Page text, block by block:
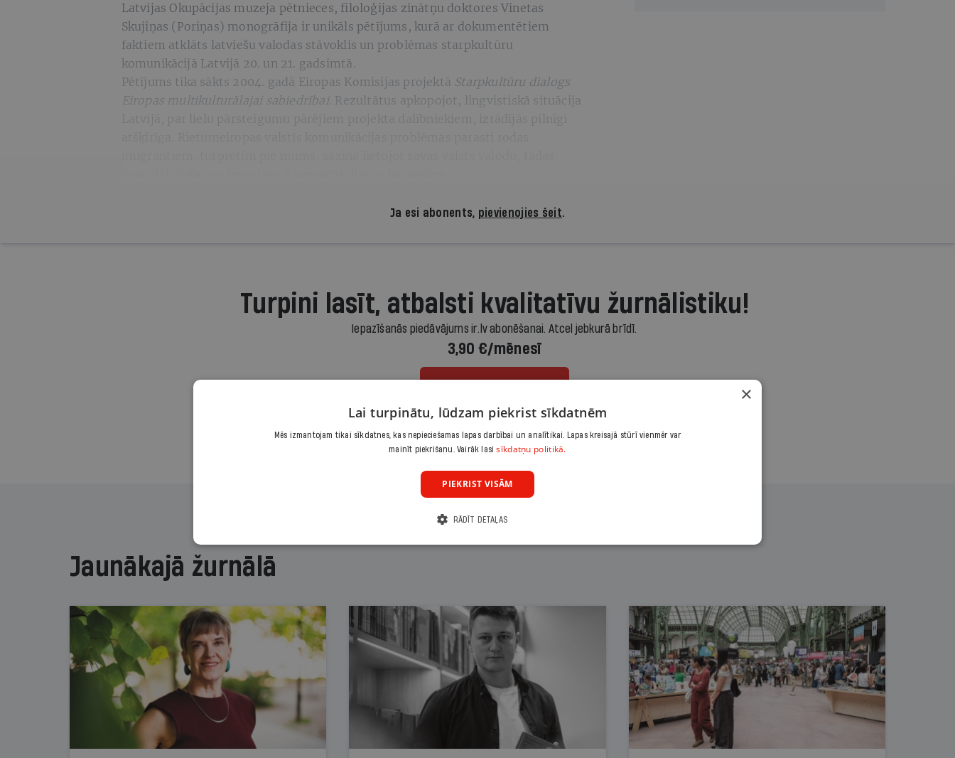
Latvijas Okupācijas muzeja pētnieces, filoloģijas zinātņu doktores Vinetas
Skujiņas (Poriņas) monogrāfija ir unikāls pētījums, kurā ar dokumentētiem
faktiem atklāts latviešu valodas stāvoklis un problēmas starpkultūru
komunikācijā Latvijā 20. un 21. gadsimtā.
Pētījums tika sākts 2004. gadā Eiropas Komisijas projektā Starpkultūru dialogs
Eiropas multikulturālajai sabiedrībai. Rezultātus apkopojot, lingvistiskā situācija
Ja esi abonents, pievienojies šeit.
Turpini lasīt, atbalsti kvalitatīvu žurnālistiku!
Iepazīšanās piedāvājums ir.lv abonēšanai. Atcel jebkurā brīdī.
3,90 €/mēnesī
Citas abonēšanas iespējas meklē šeit
Jaunākajā žurnālā
×
Lai turpinātu, lūdzam piekrist sīkdatnēm
Mēs izmantojam tikai sīkdatnes, kas nepieciešamas lapas darbībai un analītikai. Lapas kreisajā stūrī vienmēr var
mainīt piekrišanu. Vairāk lasisīkdatņu politikā.
PIEKRIST VISĀM
RĀDĪT DETAĻAS